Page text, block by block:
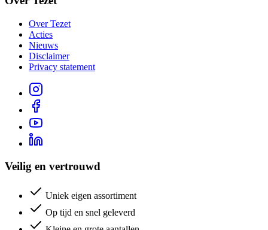
Over Tezet
Acties
Nieuws
Disclaimer
Privacy statement
Veilig en vertrouwd
Uniek eigen assortiment
Op tijd en snel geleverd